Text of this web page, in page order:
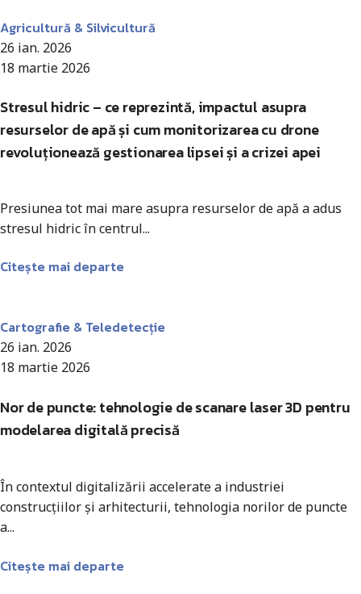
Agricultură & Silvicultură
26 ian. 2026
18 martie 2026
Stresul hidric – ce reprezintă, impactul asupra
resurselor de apă și cum monitorizarea cu drone
revoluționează gestionarea lipsei și a crizei apei
Presiunea tot mai mare asupra resurselor de apă a adus
stresul hidric în centrul...
Citește mai departe
Cartografie & Teledetecție
26 ian. 2026
18 martie 2026
Nor de puncte: tehnologie de scanare laser 3D pentru
modelarea digitală precisă
În contextul digitalizării accelerate a industriei
construcțiilor și arhitecturii, tehnologia norilor de puncte
a...
Citește mai departe